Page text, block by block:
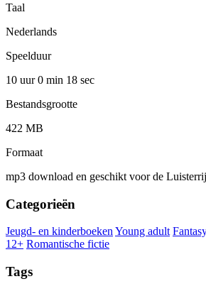
Taal
Nederlands
Speelduur
10 uur 0 min 18 sec
Bestandsgrootte
422 MB
Formaat
mp3 download en geschikt voor de
Categorieën
Jeugd- en kinderboeken Young adult
12+ Romantische fictie
Tags